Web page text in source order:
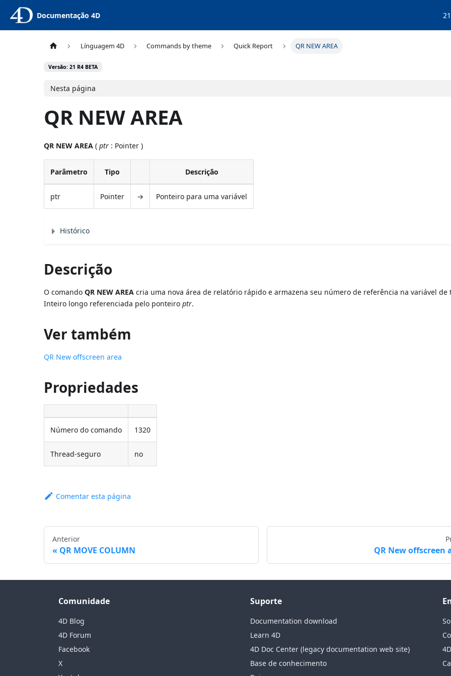
Documentação 4D
Línguagem 4D Commands by theme Quick Report QR NEW AREA
Versão: 21 R4 BETA
Nesta página
QR NEW AREA
QR NEW AREA (ptr : Pointer )
Parâmetro Tipo Descrição
ptr Pointer → Ponteiro para uma variável
Histórico
Descrição
O comandoQR NEW AREA cria uma nova área de relatório rápido e armazena seu número de referência na variável de
Inteiro longo referenciada pelo ponteiroptr.
Ver também
QR New offscreen area
Propriedades
Número do comando 1320
Thread-seguro no
Comentar esta página
Anterior
QR MOVE COLUMN QR New offscreen
Comunidade
4D Blog
4D Forum
Facebook
X
Suporte
Documentation download
Learn 4D
4D Doc Center (legacy documentation web site)
Base de conhecimento